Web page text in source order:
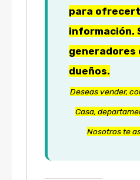
para
información.
generadores
dueños.
Deseas vender,
Casa,
Nosotros te